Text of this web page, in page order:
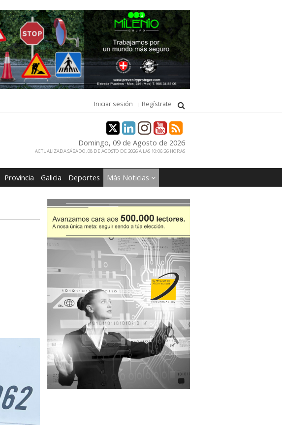
Iniciar sesión Regístrate
Domingo, 09 de Agosto de 2026
ACTUALIZADA SÁBADO, 08 DE AGOSTO DE 2026 A LAS 10:06:26 HORAS
Provincia Galicia Deportes Más Noticias